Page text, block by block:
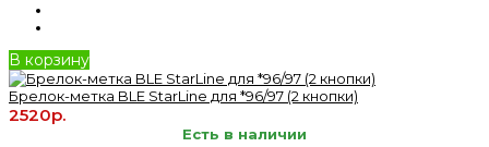
В корзину
Брелок-метка BLE StarLine для *96/97 (2 кнопки)
2520р.
Есть в наличии